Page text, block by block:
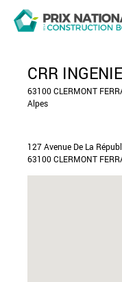
CRR
63100 CLERMONT
Alpes
127 Avenue De La
63100 CLERMONT